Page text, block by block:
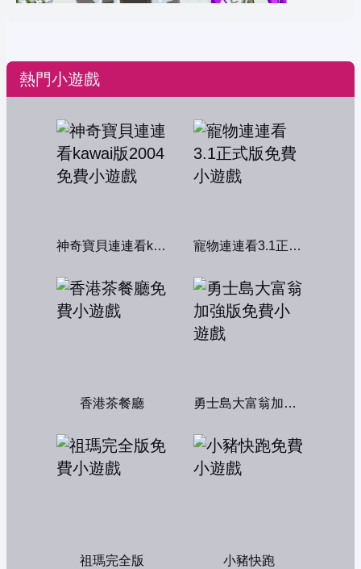
熱門小遊戲
神奇寶貝連連看kawai版2004 寵物連連看3.1正式版
香港茶餐廳 勇士島大富翁加強版
祖瑪完全版 小豬快跑